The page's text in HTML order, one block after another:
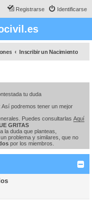
Identificarse
Registrarse
Inscribir un Nacimiento
tu duda
: Así podremos tener un mejor
Puedes consultarlas Aquí
GRITAS
la duda que planteas,
problema y similares, que no
por los miembros.